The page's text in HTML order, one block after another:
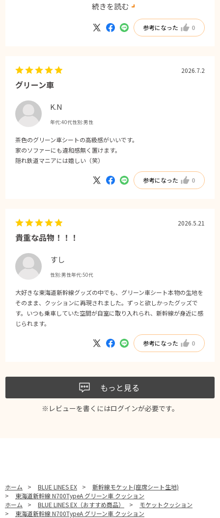
やはり最新車両むけのモケットということもあって今風のデザインです
実際は座席用に広い面積で使われる柄なのでクッションのみにサイズと
してはやや派手な印象もありますが、メッシュ系の柄が非常に良いアク
続きを読む
参考になった 0
グリーン車
K.N
年代:40代性別:男性
2026.7.2
茶色のグリーン車シートの高級感がいいです。
家のソファーにも違和感無く置けます。
隠れ鉄道マニアには嬉しい（笑）
参考になった 0
貴重な品物！！！
すし
性別:男性年代:50代
2026.5.21
大好きな東海道新幹線グッズの中でも、グリーン車シート本物の生地を
そのまま、クッションに再現されました。ずっと欲しかったグッズで
す。いつも乗車していた空間が自室に取り入れられ、新幹線が身近に感
じられます。
参考になった 0
もっと見る
※レビューを書くにはログインが必要です。
ホーム > BLUE LINES EX >
新幹線モケット(座席シート生地)
>
東海道新幹線 N700TypeA グリーン車 クッション
ホーム
> BLUE LINES EX（おすすめ商品） >
モケットクッション
>
東海道新幹線 N700TypeA グリーン車 クッション